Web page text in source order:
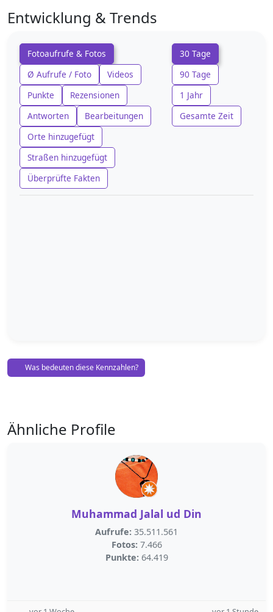
Entwicklung & Trends
Fotoaufrufe & Fotos
Ø Aufrufe / Foto
Videos
Punkte
Rezensionen
Antworten
Bearbeitungen
Orte hinzugefügt
Straßen hinzugefügt
Überprüfte Fakten
30 Tage
90 Tage
1 Jahr
Gesamte Zeit
Was bedeuten diese Kennzahlen?
Ähnliche Profile
Muhammad Jalal ud Din
Aufrufe: 35.511.561
Fotos: 7.466
Punkte: 64.419